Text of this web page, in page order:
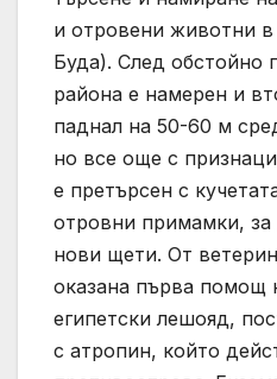
и отровени животни
Буда). След обстойно
района е намерен и
паднал на 50-60 м
но все още с
е претърсен с
отровни примамки, за
нови щети. От
оказана първа помощ
египетски лешояд,
с атропин, който